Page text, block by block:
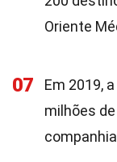
Oriente
07
Em 2019,
milhões